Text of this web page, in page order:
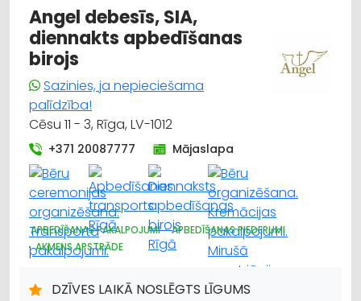
Angel debesīs, SIA,
diennakts apbedīšanas
birojs
Sazinies, ja nepieciešama
palīdzība!
Cēsu 11 - 3, Rīga, LV-1012
+371 20087777 Mājaslapa
APBEDĪŠANAS PAKALPOJUMI
APBEDĪŠANAS PIEDERUMI
AKMENS APSTRĀDE
DZĪVES LAIKĀ NOSLĒGTS LĪGUMS